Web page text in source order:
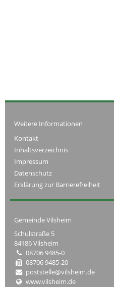
Weitere Informationen
Kontakt
Inhaltsverzeichnis
Impressum
Datenschutz
Erklärung zur Barrierefreiheit
Gemeinde Vilsheim
Schulstraße 5
84186 Vilsheim
08706 9485-0
08706 9485-20
poststelle@vilsheim.de
www.vilsheim.de